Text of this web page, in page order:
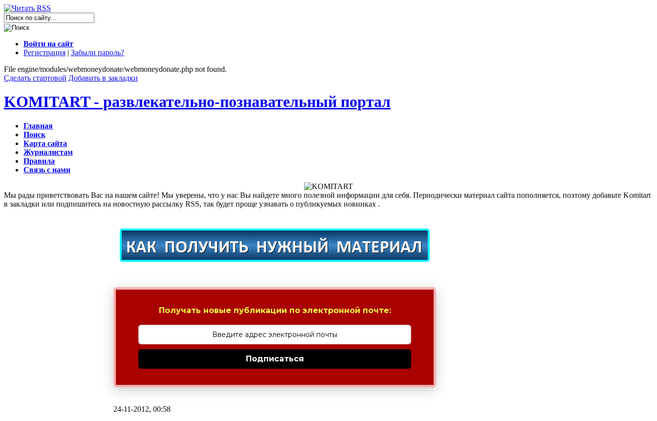
Войти на сайт
Регистрация | Забыли пароль?
File engine/modules/webmoneydonate/webmoneydonate.php not found.
Сделать стартовой Добавить в закладки
KOMITART - развлекательно-познавательный портал
Главная
Поиск
Карта сайта
Журналистам
Правила
Связь с нами
Мы рады приветствовать Вас на нашем сайте! Мы уверены, что у нас Вы найдете много полезной информации для себя. Периодически материал сайта пополняется, поэтому добавьте Komitart
в закладки или подпишитесь на новостную рассылку RSS, так будет проще узнавать о публикуемых новинках .
Получать новые публикации по электронной почте:
Подписаться
24-11-2012, 00:58